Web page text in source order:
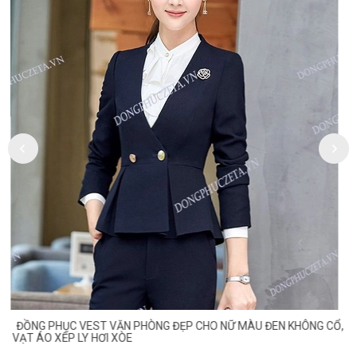
ĐỒNG PHỤC VEST VĂN PHÒNG ĐẸP CHO NỮ MÀU ĐEN KHÔNG CỔ,
VẠT ÁO XẾP LY HƠI XÒE